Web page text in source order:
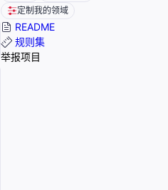
定制我的领域
README
规则集
举报项目